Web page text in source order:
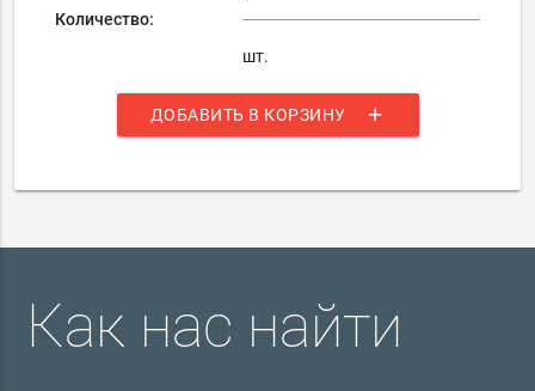
Количество:
шт.
ДОБАВИТЬ В КОРЗИНУ add
Как нас найти